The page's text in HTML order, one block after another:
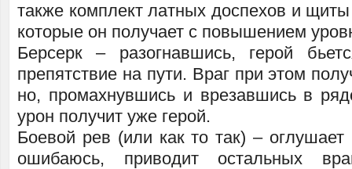
также комплект латных доспехов и
которые он получает с повышением
Берсерк – разогнавшись, герой
препятствие на пути. Враг при этом
но, промахнувшись и врезавшись в
урон получит уже герой.
Боевой рев (или как то так) –
ошибаюсь, приводит остальных